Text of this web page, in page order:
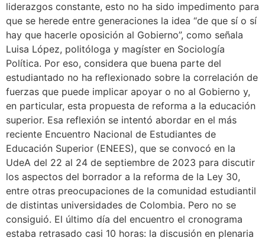
liderazgos constante, esto no ha sido impedimento para
que se herede entre generaciones la idea “de que sí o sí
hay que hacerle oposición al Gobierno”, como señala
Luisa López, politóloga y magíster en Sociología
Política. Por eso, considera que buena parte del
estudiantado no ha reflexionado sobre la correlación de
fuerzas que puede implicar apoyar o no al Gobierno y,
en particular, esta propuesta de reforma a la educación
superior. Esa reflexión se intentó abordar en el más
reciente Encuentro Nacional de Estudiantes de
Educación Superior (ENEES), que se convocó en la
UdeA del 22 al 24 de septiembre de 2023 para discutir
los aspectos del borrador a la reforma de la Ley 30,
entre otras preocupaciones de la comunidad estudiantil
de distintas universidades de Colombia. Pero no se
consiguió. El último día del encuentro el cronograma
estaba retrasado casi 10 horas: la discusión en plenaria